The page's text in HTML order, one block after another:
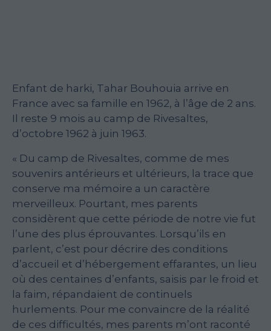
Enfant de harki, Tahar Bouhouia arrive en
France avec sa famille en 1962, à l’âge de 2 ans.
Il reste 9 mois au camp de Rivesaltes,
d’octobre 1962 à juin 1963.
« Du camp de Rivesaltes, comme de mes
souvenirs antérieurs et ultérieurs, la trace que
conserve ma mémoire a un caractère
merveilleux. Pourtant, mes parents
considèrent que cette période de notre vie fut
l’une des plus éprouvantes. Lorsqu’ils en
parlent, c’est pour décrire des conditions
d’accueil et d’hébergement effarantes, un lieu
où des centaines d’enfants, saisis par le froid et
la faim, répandaient de continuels
hurlements. Pour me convaincre de la réalité
de ces difficultés, mes parents m’ont raconté